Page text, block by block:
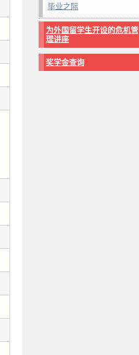
毕业之际
为外国留学生开设的危机管
理讲座
奖学金查询